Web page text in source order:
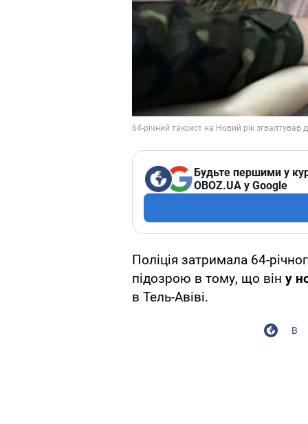
Будьте першими у
OBOZ.UA у Google
Поліція затримала 64-
підозрою в тому, що він у
в Тель-Авіві.